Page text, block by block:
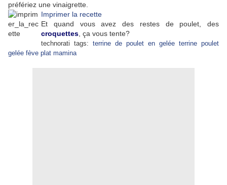
préfériez une vinaigrette.
Imprimer la recette
Et quand vous avez des restes de poulet, des
croquettes , ça vous tente?
technorati tags: terrine de poulet en gelée terrine poulet
gelée fève plat mamina